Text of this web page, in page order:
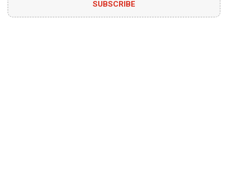
SUBSCRIBE